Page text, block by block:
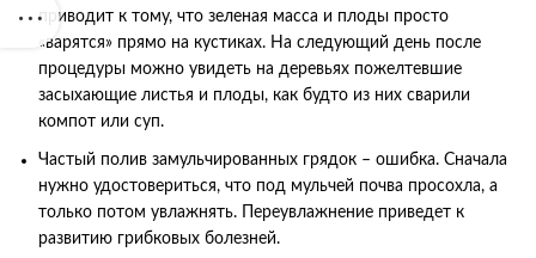
приводит к тому, что зеленая масса и плоды просто
«варятся» прямо на кустиках. На следующий день после
процедуры можно увидеть на деревьях пожелтевшие
засыхающие листья и плоды, как будто из них сварили
компот или суп.
Частый полив замульчированных грядок – ошибка. Сначала
нужно удостовериться, что под мульчей почва просохла, а
только потом увлажнять. Переувлажнение приведет к
развитию грибковых болезней.